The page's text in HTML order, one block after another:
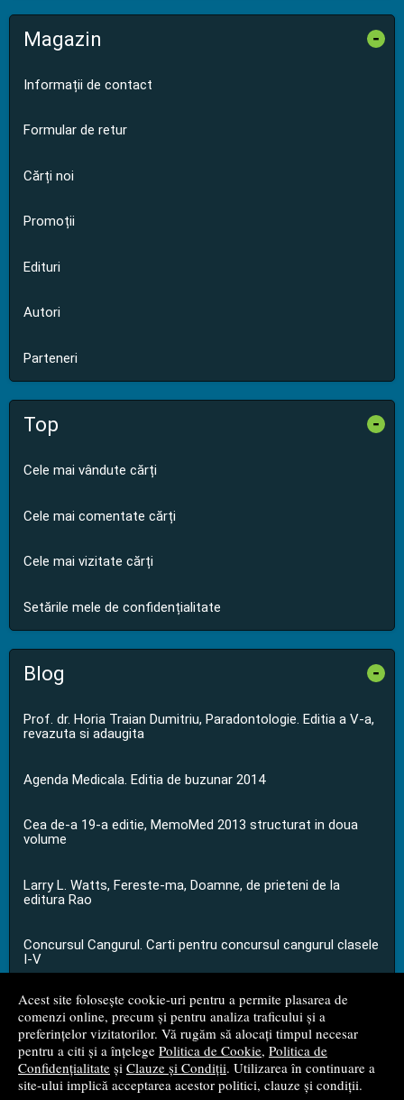
Acest site folosește cookie-uri pentru a permite plasarea de
comenzi online, precum și pentru analiza traficului și a
preferințelor vizitatorilor. Vă rugăm să alocați timpul necesar
pentru a citi și a înțelege Politica de Cookie, Politica de
Confidențialitate și Clauze și Condiții. Utilizarea în continuare a
site-ului implică acceptarea acestor politici, clauze și condiții.
Magazin -
Informații de contact
Formular de retur
Cărți noi
Promoții
Edituri
Autori
Parteneri
Top -
Cele mai vândute cărți
Cele mai comentate cărți
Cele mai vizitate cărți
Setările mele de confidențialitate
Blog -
Prof. dr. Horia Traian Dumitriu, Paradontologie. Editia a V-a,
revazuta si adaugita
Agenda Medicala. Editia de buzunar 2014
Cea de-a 19-a editie, MemoMed 2013 structurat in doua
volume
Larry L. Watts, Fereste-ma, Doamne, de prieteni de la
editura Rao
Concursul Cangurul. Carti pentru concursul cangurul clasele
I-V
...toate știrile
© 2008 - 2026S.C. M.G. Net Distribution S.R.L.
Magazin onlinecreat deVital Soft